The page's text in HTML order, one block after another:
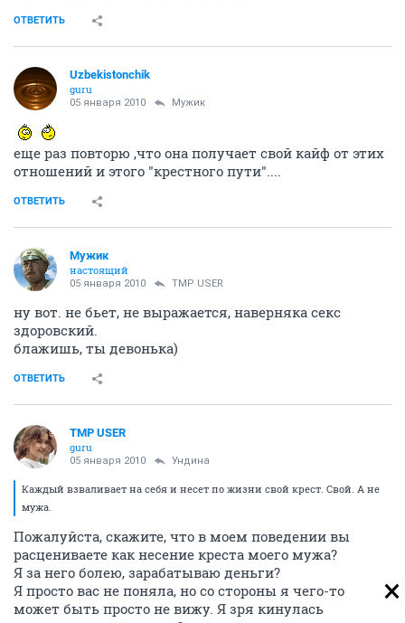
ОТВЕТИТЬ
Uzbekistonchik
guru
05 января 2010 Мужик
еще раз повторю ,что она получает свой кайф от этих
отношений и этого "крестного пути"....
ОТВЕТИТЬ
Мужик
настоящий
05 января 2010 TMP USER
ну вот. не бьет, не выражается, наверняка секс
здоровский.
блажишь, ты девонька)
ОТВЕТИТЬ
TMP USER
guru
05 января 2010 Ундина
Каждый взваливает на себя и несет по жизни свой крест. Свой. А не
мужа.
Пожалуйста, скажите, что в моем поведении вы
расцениваете как несение креста моего мужа?
Я за него болею, зарабатываю деньги?
Я просто вас не поняла, но со стороны я чего-то
может быть просто не вижу. Я зря кинулась